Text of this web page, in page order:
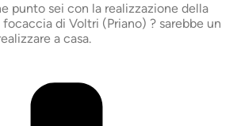
punto sei con la realizzazione della
di Voltri (Priano) ? sarebbe un
a casa.